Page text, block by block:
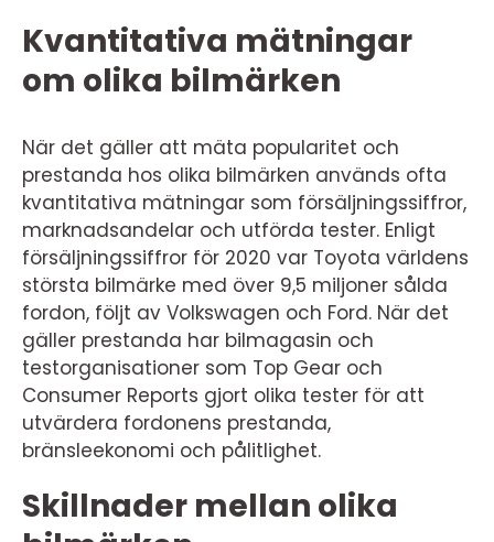
Kvantitativa mätningar
om olika bilmärken
När det gäller att mäta popularitet och
prestanda hos olika bilmärken används ofta
kvantitativa mätningar som försäljningssiffror,
marknadsandelar och utförda tester. Enligt
försäljningssiffror för 2020 var Toyota världens
största bilmärke med över 9,5 miljoner sålda
fordon, följt av Volkswagen och Ford. När det
gäller prestanda har bilmagasin och
testorganisationer som Top Gear och
Consumer Reports gjort olika tester för att
utvärdera fordonens prestanda,
bränsleekonomi och pålitlighet.
Skillnader mellan olika